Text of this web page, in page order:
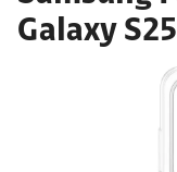
Galaxy